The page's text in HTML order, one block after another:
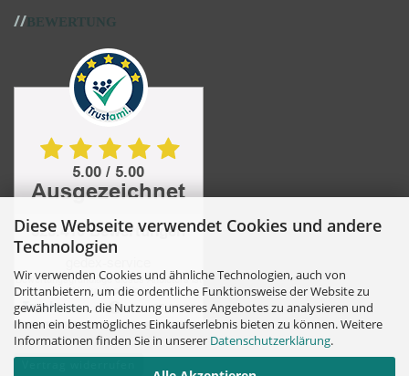
Diese Webseite verwendet Cookies und andere
Technologien
Wir verwenden Cookies und ähnliche Technologien, auch von
Drittanbietern, um die ordentliche Funktionsweise der Website zu
gewährleisten, die Nutzung unseres Angebotes zu analysieren und
Ihnen ein bestmögliches Einkaufserlebnis bieten zu können. Weitere
Informationen finden Sie in unserer Datenschutzerklärung.
//BEWERTUNG